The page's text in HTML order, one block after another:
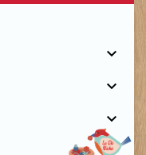


